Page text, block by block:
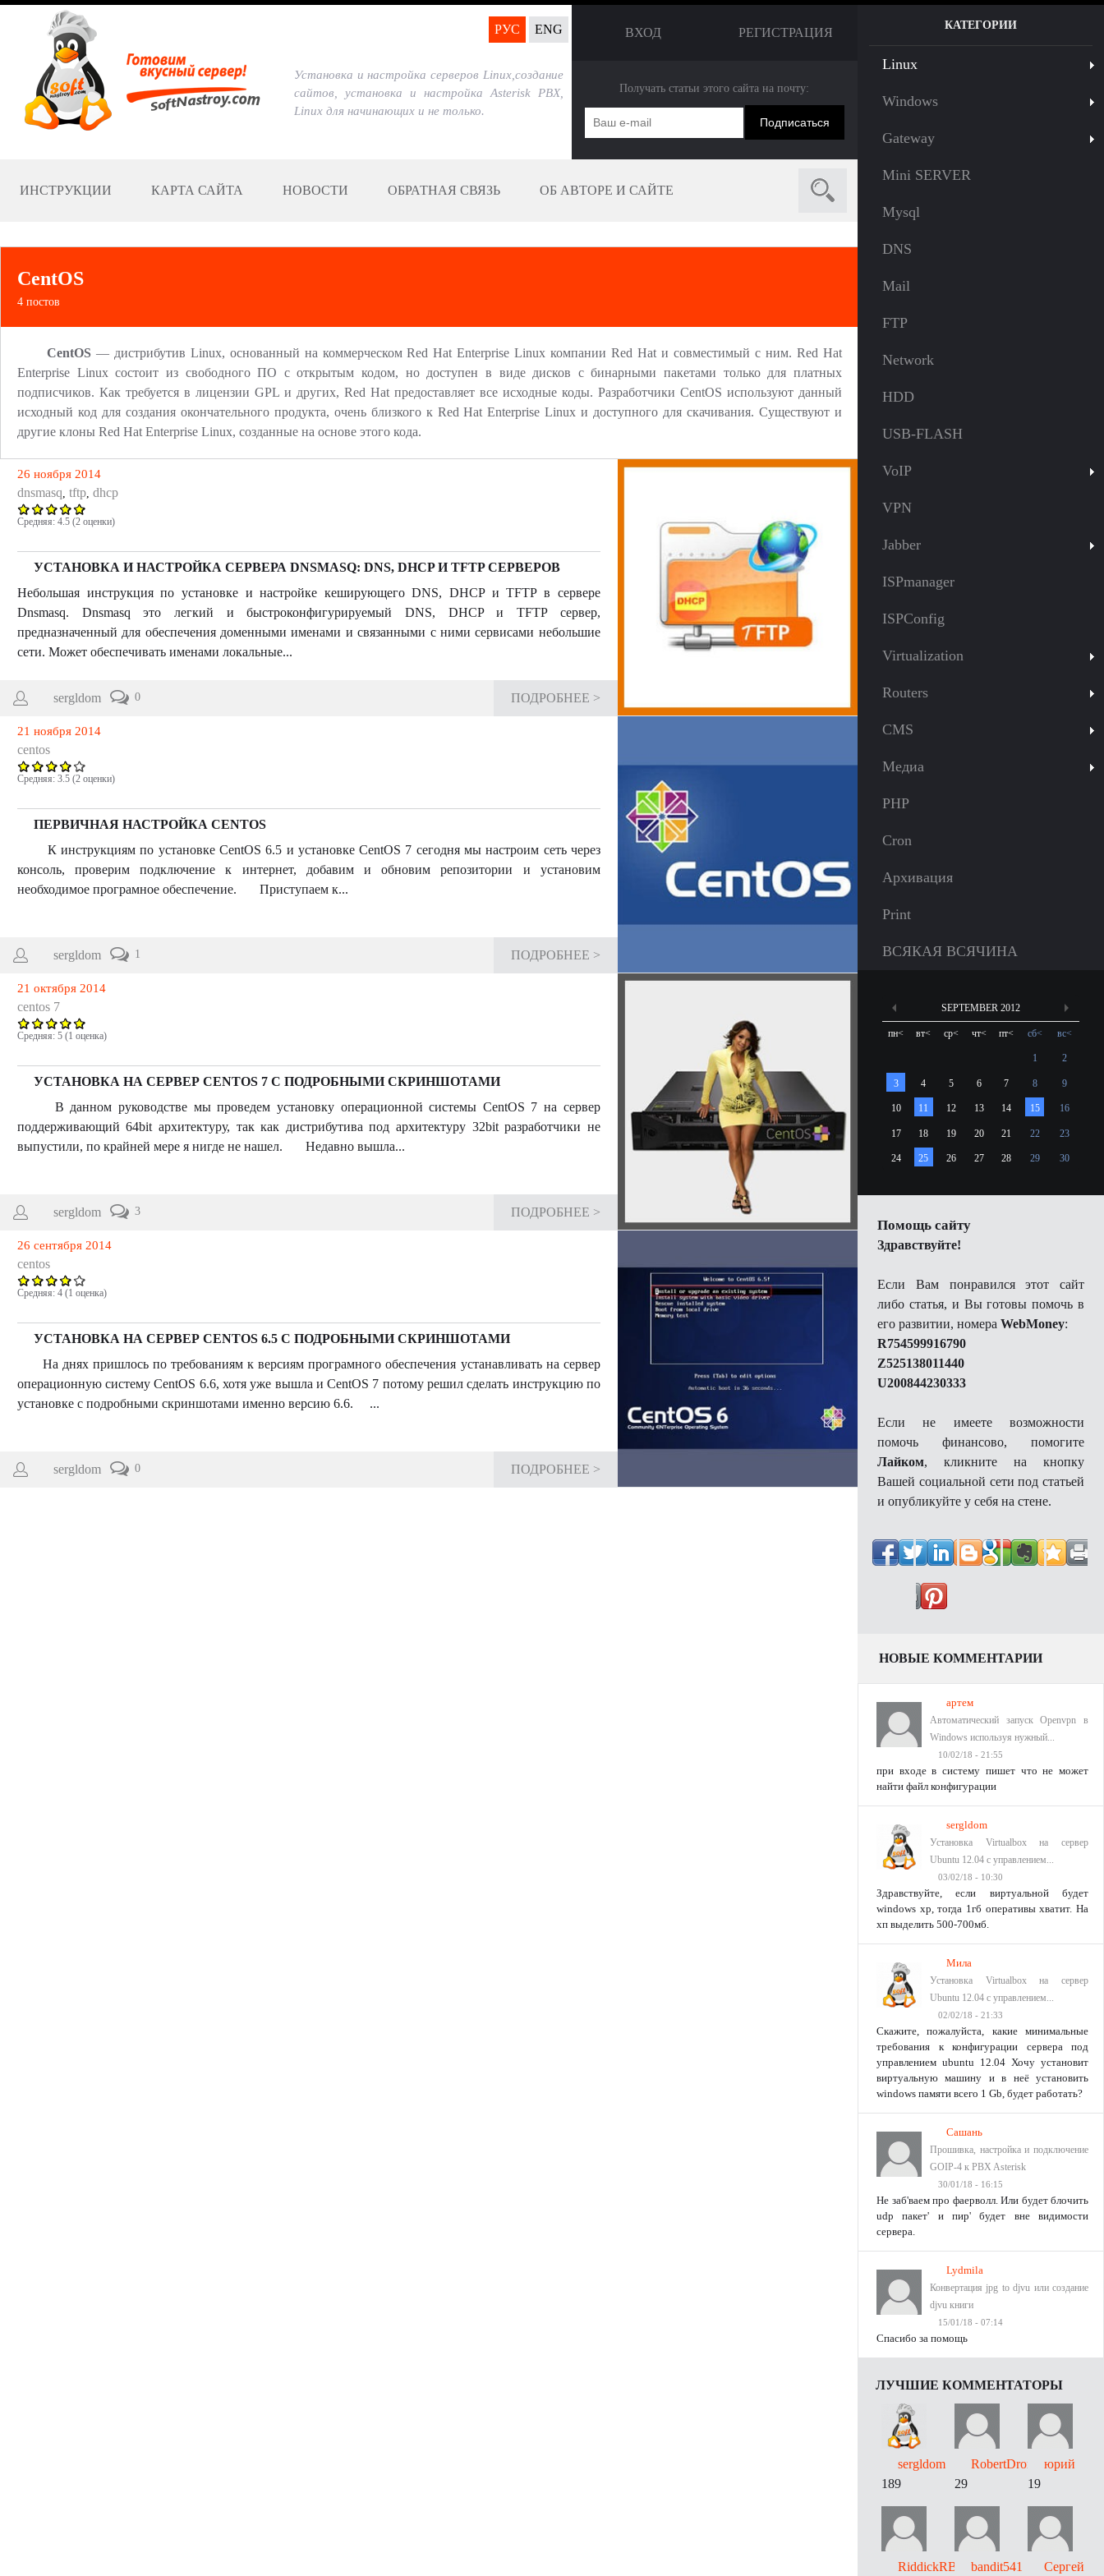
Перейти
к
основному
содержанию
ENG
РУС
Установка и настройка серверов Linux,создание
сайтов, установка и настройка Asterisk PBX,
Linux для начинающих и не только.
ВХОД РЕГИСТРАЦИЯ
Получать статьи этого сайта на почту:
ИНСТРУКЦИИ КАРТА САЙТА НОВОСТИ ОБРАТНАЯ СВЯЗЬ ОБ АВТОРЕ И САЙТЕ
CentOS
4 постов
CentOS— дистрибутив Linux, основанный на коммерческом Red Hat Enterprise Linux компании Red Hat и совместимый с ним. Red Hat
Enterprise Linux состоит из свободного ПО с открытым кодом, но доступен в виде дисков с бинарными пакетами только для платных
подписчиков. Как требуется в лицензии GPL и других, Red Hat предоставляет все исходные коды. Разработчики CentOS используют данный
исходный код для создания окончательного продукта, очень близкого к Red Hat Enterprise Linux и доступного для скачивания. Существуют и
другие клоны Red Hat Enterprise Linux, созданные на основе этого кода.
26 ноября 2014
dnsmasq, tftp, dhcp
Средняя: 4.5 (2оценки)
УСТАНОВКА И НАСТРОЙКА СЕРВЕРА DNSMASQ: DNS, DHCP И TFTP СЕРВЕРОВ
Небольшая инструкция по установке и настройке кеширующего DNS, DHCP и TFTP в сервере
Dnsmasq. Dnsmasq это легкий и быстроконфигурируемый DNS, DHCP и TFTP сервер,
предназначенный для обеспечения доменными именами и связанными с ними сервисами небольшие
сети. Может обеспечивать именами локальные...
sergldom ПОДРОБНЕЕ >
0
21 ноября 2014
centos
Средняя: 3.5 (2оценки)
ПЕРВИЧНАЯ НАСТРОЙКА CENTOS
К инструкциям по установке CentOS 6.5 и установке CentOS 7 сегодня мы настроим сеть через
консоль, проверим подключение к интернет, добавим и обновим репозитории и установим
необходимое програмное обеспечение. Приступаем к...
sergldom ПОДРОБНЕЕ >
1
21 октября 2014
centos 7
Средняя: 5 (1 оценка)
УСТАНОВКА НА СЕРВЕР CENTOS 7 C ПОДРОБНЫМИ СКРИНШОТАМИ
В данном руководстве мы проведем установку операционной системы CentOS 7 на сервер
поддерживающий 64bit архитектуру, так как дистрибутива под архитектуру 32bit разработчики не
выпустили, по крайней мере я нигде не нашел. Недавно вышла...
sergldom ПОДРОБНЕЕ >
3
26 сентября 2014
centos
Средняя: 4 (1 оценка)
УСТАНОВКА НА СЕРВЕР CENTOS 6.5 C ПОДРОБНЫМИ СКРИНШОТАМИ
На днях пришлось по требованиям к версиям програмного обеспечения устанавливать на сервер
операционную систему CentOS 6.6, хотя уже вышла и CentOS 7 потому решил сделать инструкцию по
установке с подробными скриншотами именно версию 6.6. ...
sergldom ПОДРОБНЕЕ >
0
КАТЕГОРИИ
Linux
Windows
Gateway
Mini SERVER
Mysql
DNS
Mail
FTP
Network
HDD
USB-FLASH
VoIP
VPN
Jabber
ISPmanager
ISPConfig
Virtualization
Routers
CMS
Медиа
PHP
Cron
Архивация
Print
ВСЯКАЯ ВСЯЧИНА
пн< вт< ср< чт< пт< сб< вс<
1 2
3 4 5 6 7 8 9
10 11 12 13 14 15 16
17 18 19 20 21 22 23
24 25 26 27 28 29 30
SEPTEMBER 2012
Помощь сайту
Здравствуйте!
Если Вам понравился этот сайт
либо статья, и Вы готовы помочь в
его развитии, номера WebMoney:
R754599916790
Z525138011440
U200844230333
Если не имеете возможности
помочь финансово, помогите
Лайком, кликните на кнопку
Вашей социальной сети под статьей
и опубликуйте у себя на стене.
НОВЫЕ КОММЕНТАРИИ
артем
Автоматический запуск Openvpn в
Windows используя нужный...
10/02/18 - 21:55
при входе в систему пишет что не может
найти файл конфигурации
sergldom
Установка Virtualbox на сервер
Ubuntu 12.04 с управлением...
03/02/18 - 10:30
Здравствуйте, если виртуальной будет
windows xp, тогда 1гб оперативы хватит. На
хп выделить 500-700мб.
Мила
Установка Virtualbox на сервер
Ubuntu 12.04 с управлением...
02/02/18 - 21:33
Скажите, пожалуйста, какие минимальные
требования к конфигурации сервера под
управлением ubuntu 12.04 Хочу установит
виртуальную машину и в неё установить
windows памяти всего 1 Gb, будет работать?
Сашань
Прошивка, настройка и подключение
GOIP-4 к PBX Asterisk
30/01/18 - 16:15
Не заб'ваем про фаерволл. Или будет блочить
udp пакет' и пир' будет вне видимости
сервера.
Lydmila
Конвертация jpg to djvu или создание
djvu книги
15/01/18 - 07:14
Спасибо за помощь
ЛУЧШИЕ КОММЕНТАТОРЫ
sergldom
189
RobertDrori
29
юрий
19
RiddickRB
bandit541
Сергей